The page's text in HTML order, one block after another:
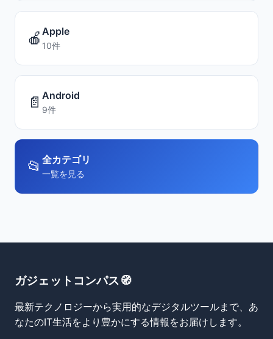
🍎 Apple
10件
📄 Android
9件
📂 全カテゴリ
一覧を見る
ガジェットコンパス🧭
最新テクノロジーから実用的なデジタルツールまで、あ
なたのIT生活をより豊かにする情報をお届けします。